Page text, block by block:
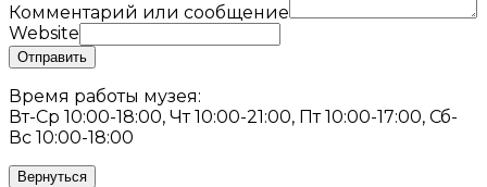
Комментарий или сообщение
Website
Отправить
Время работы музея:
Вт-Ср 10:00-18:00, Чт 10:00-21:00, Пт 10:00-17:00, Сб-
Вс 10:00-18:00
Вернуться